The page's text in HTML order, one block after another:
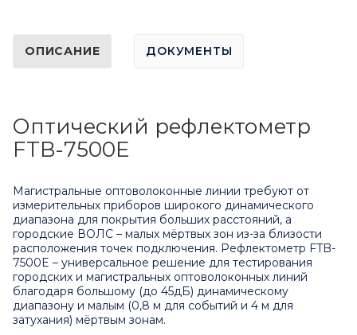
ОПИСАНИЕ ДОКУМЕНТЫ
Оптический рефлектометр
FTB-7500E
Магистральные оптоволоконные линии требуют от
измерительных приборов широкого динамического
диапазона для покрытия больших расстояний, а
городские ВОЛС – малых мёртвых зон из-за близости
расположения точек подключения. Рефлектометр FTB-
7500E – универсальное решение для тестирования
городских и магистральных оптоволоконных линий
благодаря большому (до 45дБ) динамическому
диапазону и малым (0,8 м для событий и 4 м для
затухания) мёртвым зонам.